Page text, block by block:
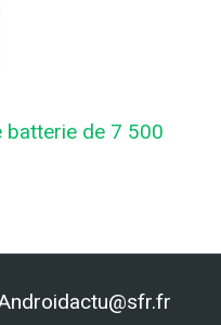
batterie de 7 500